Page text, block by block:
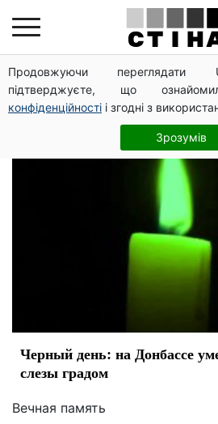
Продовжуючи переглядати
підтверджуєте, що
конфіденційності і згодні з
Зрозумів
ООС
Черный день: на Донбассе
слезы градом
Вечная память